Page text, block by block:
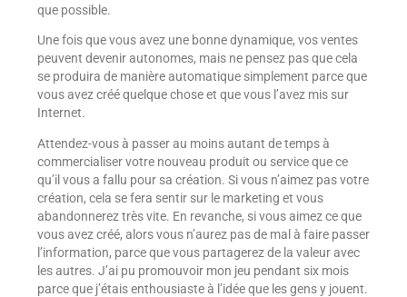
que possible.
Une fois que vous avez une bonne dynamique, vos ventes
peuvent devenir autonomes, mais ne pensez pas que cela
se produira de manière automatique simplement parce que
vous avez créé quelque chose et que vous l’avez mis sur
Internet.
Attendez-vous à passer au moins autant de temps à
commercialiser votre nouveau produit ou service que ce
qu’il vous a fallu pour sa création. Si vous n’aimez pas votre
création, cela se fera sentir sur le marketing et vous
abandonnerez très vite. En revanche, si vous aimez ce que
vous avez créé, alors vous n’aurez pas de mal à faire passer
l’information, parce que vous partagerez de la valeur avec
les autres. J’ai pu promouvoir mon jeu pendant six mois
parce que j’étais enthousiaste à l’idée que les gens y jouent.